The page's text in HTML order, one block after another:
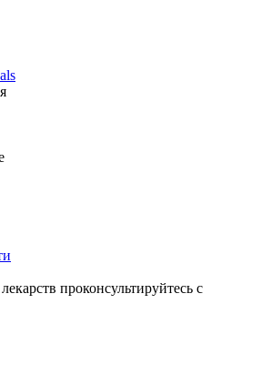
проконсультируйтесь с